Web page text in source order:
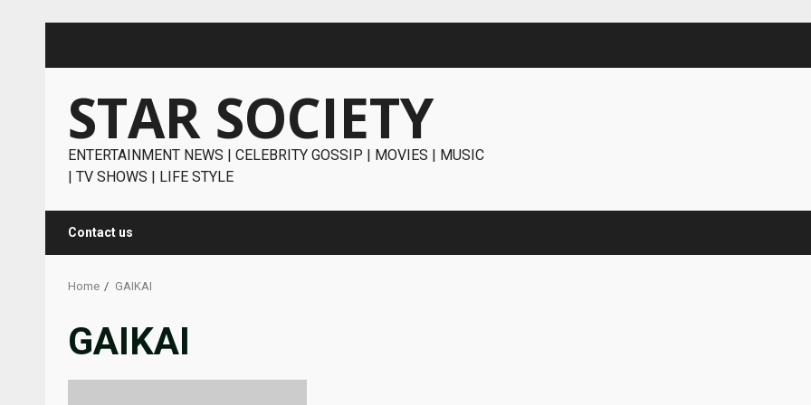
STAR SOCIETY
ENTERTAINMENT NEWS | CELEBRITY GOSSIP | MOVIES | MUSIC
| TV SHOWS | LIFE STYLE
Contact us
Home GAIKAI
GAIKAI